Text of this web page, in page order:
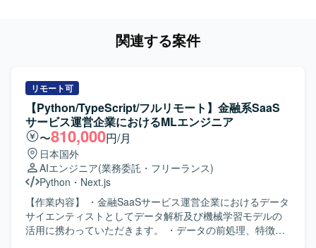
関連する案件
リモート可
【Python/TypeScript/フルリモート】金融系SaaS
サービス運営企業におけるMLエンジニア
〜810,000円/月
日本国外
AIエンジニア(業務委託・フリーランス)
Python ・ Next.js
【作業内容】 ・金融SaaSサービス運営企業におけるデータ
サイエンティストとしてデータ解析及び機械学習モデルの
活用に携わっていただきます。 ・データの前処理、特徴量